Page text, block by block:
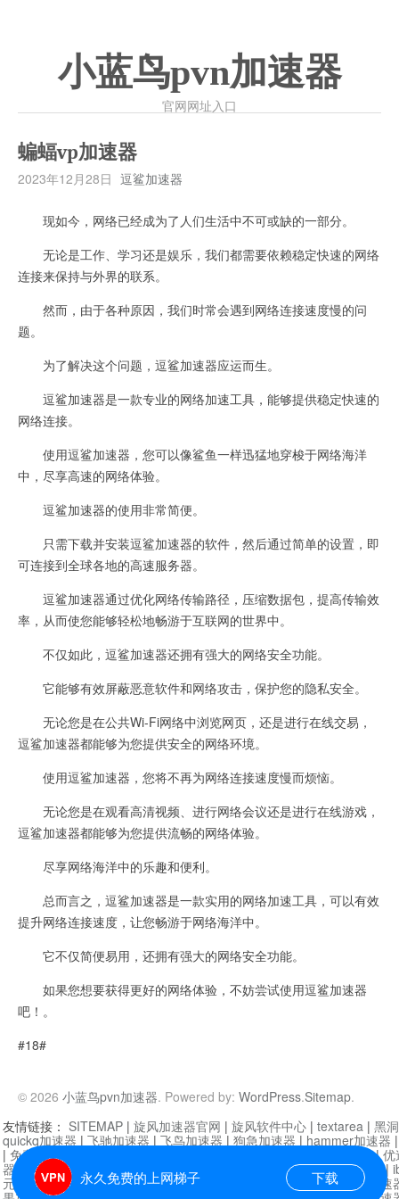
小蓝鸟pvn加速器
官网网址入口
蝙蝠vp加速器
2023年12月28日 逗鲨加速器
现如今，网络已经成为了人们生活中不可或缺的一部分。
无论是工作、学习还是娱乐，我们都需要依赖稳定快速的网络
连接来保持与外界的联系。
然而，由于各种原因，我们时常会遇到网络连接速度慢的问
题。
为了解决这个问题，逗鲨加速器应运而生。
逗鲨加速器是一款专业的网络加速工具，能够提供稳定快速的
网络连接。
使用逗鲨加速器，您可以像鲨鱼一样迅猛地穿梭于网络海洋
中，尽享高速的网络体验。
逗鲨加速器的使用非常简便。
只需下载并安装逗鲨加速器的软件，然后通过简单的设置，即
可连接到全球各地的高速服务器。
逗鲨加速器通过优化网络传输路径，压缩数据包，提高传输效
率，从而使您能够轻松地畅游于互联网的世界中。
不仅如此，逗鲨加速器还拥有强大的网络安全功能。
它能够有效屏蔽恶意软件和网络攻击，保护您的隐私安全。
无论您是在公共Wi-Fi网络中浏览网页，还是进行在线交易，
逗鲨加速器都能够为您提供安全的网络环境。
使用逗鲨加速器，您将不再为网络连接速度慢而烦恼。
无论您是在观看高清视频、进行网络会议还是进行在线游戏，
逗鲨加速器都能够为您提供流畅的网络体验。
尽享网络海洋中的乐趣和便利。
总而言之，逗鲨加速器是一款实用的网络加速工具，可以有效
提升网络连接速度，让您畅游于网络海洋中。
它不仅简便易用，还拥有强大的网络安全功能。
如果您想要获得更好的网络体验，不妨尝试使用逗鲨加速器
吧！。
#18#
© 2026 小蓝鸟pvn加速器. Powered by: WordPress.Sitemap.
永久免费的上网梯子 下载
友情链接： SITEMAP | 旋风加速器官网 | 旋风软件中心 | textarea | 黑
quickq加速器 | 飞驰加速器 | 飞鸟加速器 | 狗急加速器 | hammer加速器
| 免费vqn加速外网 迷雾通|优
器| 快柠檬加速器 |黑洞加速 |falemon 快橙加速器|anycast加速器 |
元机场加速器 |一元机场|老王加速器 | 白石山|
小牛加速